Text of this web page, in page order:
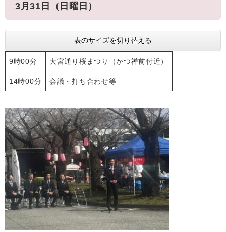
3月31日（日曜日）
表のサイズを切り替える
9時00分 大宮通り桜まつり（かつ禅前付近）
14時00分 会議・打ち合わせ等